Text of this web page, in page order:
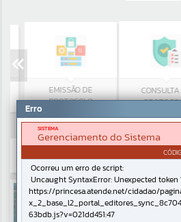
EMISSÃO DE
PROTOCOLO
CONSULTA
Resultados para""
Erro
SISTEMA
Gerenciamento do Sistema
Ocorreu um erro de script:
Uncaught SyntaxError: Unexpected token
https://princesa.atende.net/cidadao/
63bdb.js?v=021dd451:47